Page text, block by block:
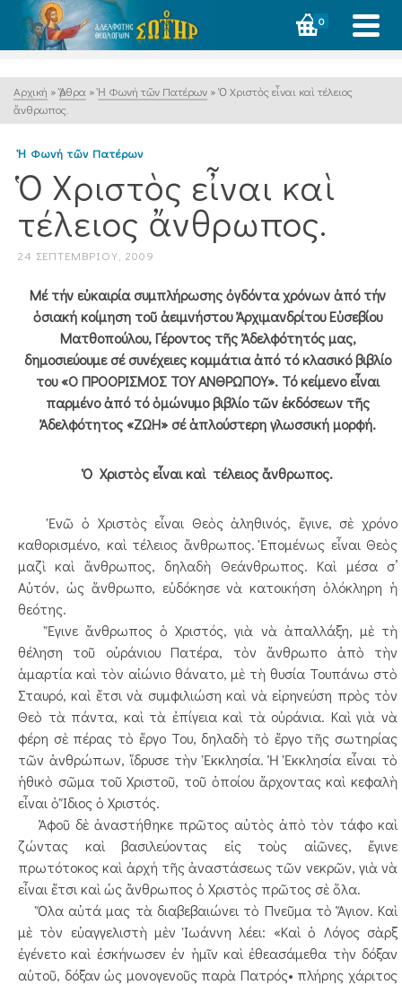
0
Αρχική » Ἄρθρα » Ἡ Φωνή τῶν Πατέρων » Ὁ Χριστὸς εἶναι καὶ τέλειος
ἄνθρωπος.
Ἡ Φωνή τῶν Πατέρων
Ὁ Χριστὸς εἶναι καὶ
τέλειος ἄνθρωπος.
24 ΣΕΠΤΕΜΒΡΊΟΥ, 2009
Μέ τήν εὐκαιρία συμπλήρωσης ὀγδόντα χρόνων ἀπό τήν
ὁσιακή κοίμηση τοῦ ἀειμνήστου Ἀρχιμανδρίτου Εὐσεβίου
Ματθοπούλου, Γέροντος τῆς Ἀδελφότητός μας,
δημοσιεύουμε σέ συνέχειες κομμάτια ἀπό τό κλασικό βιβλίο
του «Ο ΠΡΟΟΡΙΣΜΟΣ ΤΟΥ ΑΝΘΡΩΠΟΥ». Τό κείμενο εἶναι
παρμένο ἀπό τό ὁμώνυμο βιβλίο τῶν ἐκδόσεων τῆς
Ἀδελφότητος «ΖΩΗ» σέ ἁπλούστερη γλωσσική μορφή.
Ὁ Χριστὸς εἶναι καὶ τέλειος ἄνθρωπος.
Ἐνῶ ὁ Χριστὸς εἶναι Θεὸς ἀληθινός, ἔγινε, σὲ χρόνο
καθορισμένο, καὶ τέλειος ἄνθρωπος. Ἑπομένως εἶναι Θεὸς
μαζὶ καὶ ἄνθρωπος, δηλαδὴ Θεάνθρωπος. Καὶ μέσα σ’
Αὐτόν, ὡς ἄνθρωπο, εὐδόκησε νὰ κατοικήση ὁλόκληρη ἡ
θεότης.
Ἔγινε ἄνθρωπος ὁ Χριστός, γιὰ νὰ ἀπαλλάξη, μὲ τὴ
θέληση τοῦ οὐράνιου Πατέρα, τὸν ἄνθρωπο ἀπὸ τὴν
ἁμαρτία καὶ τὸν αἰώνιο θάνατο, μὲ τὴ θυσία Τουπάνω στὸ
Σταυρό, καὶ ἔτσι νὰ συμφιλιώση καὶ νὰ εἰρηνεύση πρὸς τὸν
Θεὸ τὰ πάντα, καὶ τὰ ἐπίγεια καὶ τὰ οὐράνια. Καὶ γιὰ νὰ
φέρη σὲ πέρας τὸ ἔργο Του, δηλαδὴ τὸ ἔργο τῆς σωτηρίας
τῶν ἀνθρώπων, ἵδρυσε τὴν Ἐκκλησία. Ἡ Ἐκκλησία εἶναι τὸ
ἠθικὸ σῶμα τοῦ Χριστοῦ, τοῦ ὁποίου ἄρχοντας καὶ κεφαλὴ
εἶναι ὁ Ἴδιος ὁ Χριστός.
Ἀφοῦ δὲ ἀναστήθηκε πρῶτος αὐτὸς ἀπὸ τὸν τάφο καὶ
ζώντας καὶ βασιλεύοντας εἰς τοὺς αἰῶνες, ἔγινε
πρωτότοκος καὶ ἀρχή τῆς ἀναστάσεως τῶν νεκρῶν, γιὰ νὰ
εἶναι ἔτσι καὶ ὡς ἄνθρωπος ὁ Χριστὸς πρῶτος σὲ ὅλα.
Ὅλα αὐτά μας τὰ διαβεβαιώνει τὸ Πνεῦμα τὸ Ἅγιον. Καὶ
μὲ τὸν εὐαγγελιστὴ μὲν Ἰωάννη λέει: «Καὶ ὁ Λόγος σὰρξ
ἐγένετο καὶ ἐσκήνωσεν ἐν ἡμῖν καὶ ἐθεασάμεθα τὴν δόξαν
αὐτοῦ, δόξαν ὡς μονογενοῦς παρὰ Πατρός• πλήρης χάριτος